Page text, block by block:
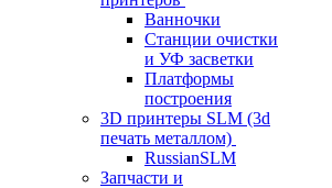
Ванночки
Станции очистки
и УФ засветки
Платформы
построения
3D принтеры SLM (3d
печать металлом)
RussianSLM
Запчасти и